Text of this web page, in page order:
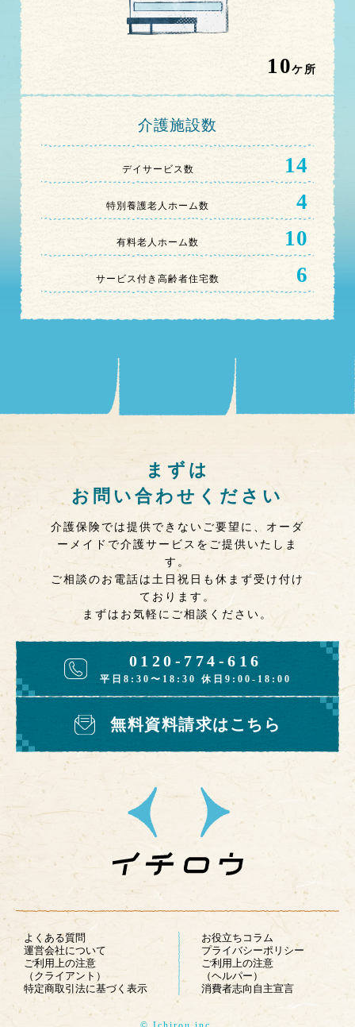
10ケ所
介護施設数
デイサービス数 14
特別養護老人ホーム数 4
有料老人ホーム数 10
サービス付き高齢者住宅数 6
まずは
お問い合わせください
介護保険では提供できないご要望に、オーダ
ーメイドで介護サービスをご提供いたしま
す。
ご相談のお電話は土日祝日も休まず受け付け
ております。
まずはお気軽にご相談ください。
0120-774-616
平日8:30〜18:30 休日9:00-18:00
無料資料請求はこちら
よくある質問
運営会社について
ご利用上の注意
（クライアント）
特定商取引法に基づく表示
お役立ちコラム
プライバシーポリシー
ご利用上の注意
（ヘルパー）
消費者志向自主宣言